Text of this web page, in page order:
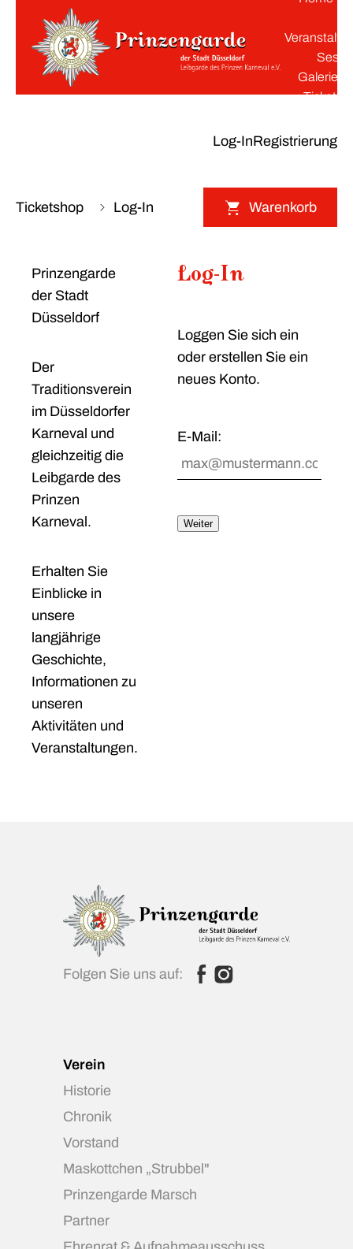
Galerie
Tickets
Log-InRegistrierung
Ticketshop Log-In Warenkorb
Prinzengarde
der Stadt
Düsseldorf
Der
Traditionsverein
im Düsseldorfer
Karneval und
gleichzeitig die
Leibgarde des
Prinzen
Karneval.
Erhalten Sie
Einblicke in
unsere
langjährige
Geschichte,
Informationen zu
unseren
Aktivitäten und
Veranstaltungen.
Log-In
Loggen Sie sich ein
oder erstellen Sie ein
neues Konto.
E-Mail:
Weiter
Folgen Sie uns auf:
Verein
Historie
Chronik
Vorstand
Maskottchen „Strubbel"
Prinzengarde Marsch
Partner